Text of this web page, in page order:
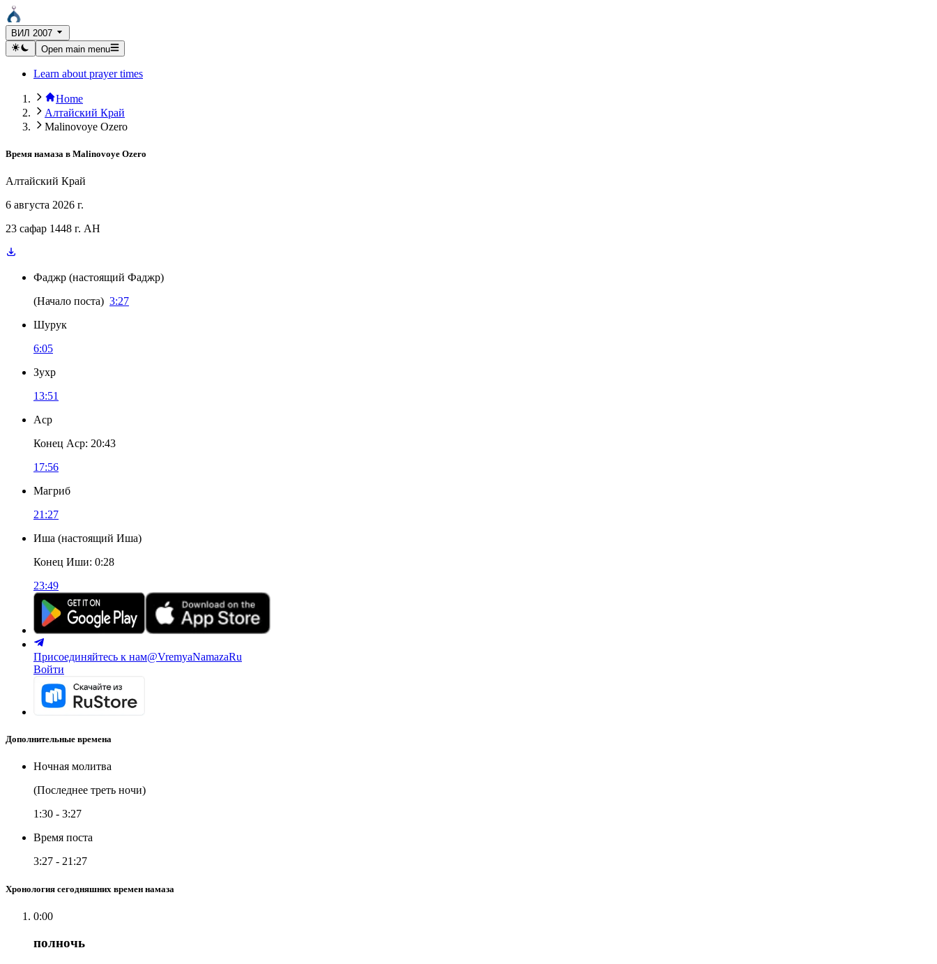
ВИЛ 2007
Open main menu
Learn about prayer times
Home
Алтайский Край
Malinovoye Ozero
Время намаза в Malinovoye Ozero
Алтайский Край
6 августа 2026 г.
23 сафар 1448 г. AH
Фаджр (настоящий Фаджр)
(Начало поста) 3:27
Шурук
6:05
Зухр
13:51
Аср
Конец Аср: 20:43
17:56
Магриб
21:27
Иша (настоящий Иша)
Конец Иши: 0:28
23:49
Присоединяйтесь к нам@VremyaNamazaRu
Войти
Дополнительные времена
Ночная молитва
(Последнее треть ночи)
1:30 - 3:27
Время поста
3:27 - 21:27
Хронология сегодняшних времен намаза
0:00
полночь